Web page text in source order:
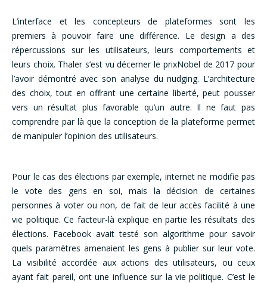
L’interface et les concepteurs de plateformes sont les
premiers à pouvoir faire une différence. Le design a des
répercussions sur les utilisateurs, leurs comportements et
leurs choix. Thaler s’est vu décerner le prixNobel de 2017 pour
l’avoir démontré avec son analyse du nudging. L’architecture
des choix, tout en offrant une certaine liberté, peut pousser
vers un résultat plus favorable qu’un autre. Il ne faut pas
comprendre par là que la conception de la plateforme permet
de manipuler l’opinion des utilisateurs.
Pour le cas des élections par exemple, internet ne modifie pas
le vote des gens en soi, mais la décision de certaines
personnes à voter ou non, de fait de leur accès facilité à une
vie politique. Ce facteur-là explique en partie les résultats des
élections. Facebook avait testé son algorithme pour savoir
quels paramètres amenaient les gens à publier sur leur vote.
La visibilité accordée aux actions des utilisateurs, ou ceux
ayant fait pareil, ont une influence sur la vie politique. C’est le